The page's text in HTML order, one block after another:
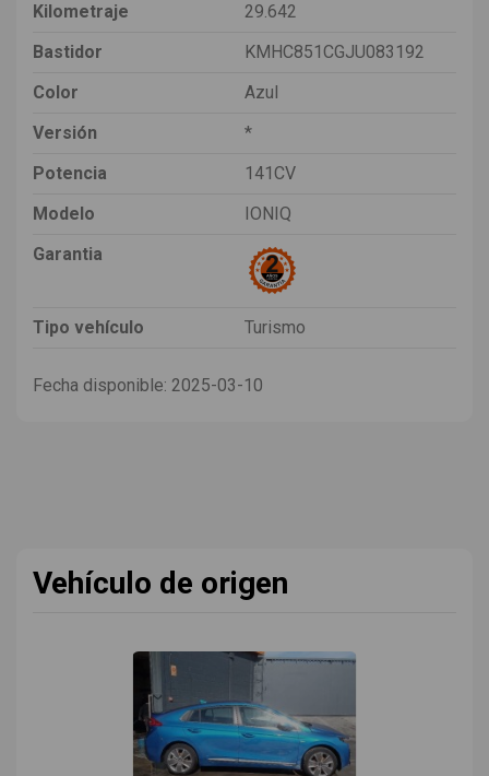
Kilometraje
29.642
Bastidor
KMHC851CGJU083192
Color
Azul
Versión
*
Potencia
141CV
Modelo
IONIQ
Garantia
Tipo vehículo Turismo
Fecha disponible: 2025-03-10
Vehículo de origen